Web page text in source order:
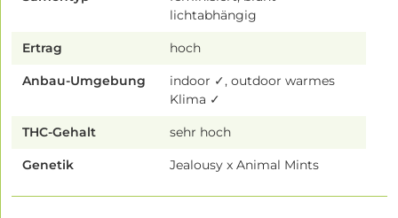
lichtabhängig
Ertrag hoch
Anbau-Umgebung
indoor ✓, outdoor warmes
Klima ✓
THC-Gehalt sehr hoch
Genetik Jealousy x Animal Mints